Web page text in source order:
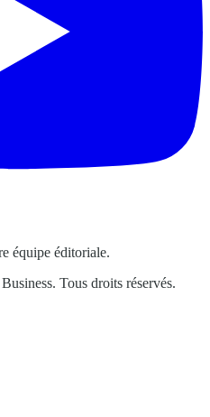
équipe éditoriale.
Tous droits réservés.